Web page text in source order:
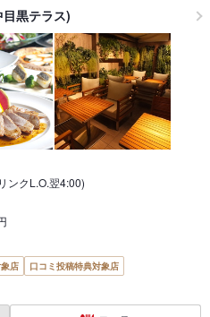
黒テラス)
ンクL.O.翌4:00)
店
口コミ投稿特典対象店